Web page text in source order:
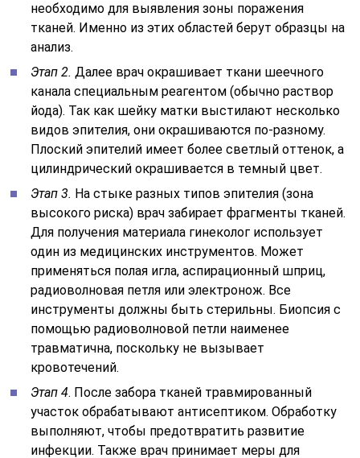
необходимо для выявления зоны поражения
тканей. Именно из этих областей берут образцы на
анализ.
Этап 2.Далее врач окрашивает ткани шеечного
канала специальным реагентом (обычно раствор
йода). Так как шейку матки выстилают несколько
видов эпителия, они окрашиваются по-разному.
Плоский эпителий имеет более светлый оттенок, а
цилиндрический окрашивается в темный цвет.
Этап 3. На стыке разных типов эпителия (зона
высокого риска) врач забирает фрагменты тканей.
Для получения материала гинеколог использует
один из медицинских инструментов. Может
применяться полая игла, аспирационный шприц,
радиоволновая петля или электронож. Все
инструменты должны быть стерильны. Биопсия с
помощью радиоволновой петли наименее
травматична, поскольку не вызывает
кровотечений.
Этап 4. После забора тканей травмированный
участок обрабатывают антисептиком. Обработку
выполняют, чтобы предотвратить развитие
инфекции. Также врач принимает меры для